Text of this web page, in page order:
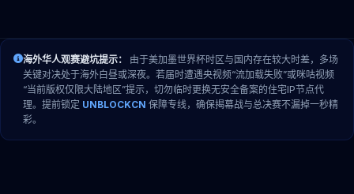
海外华人观赛避坑提示：
由于美加墨世界杯时区与国内存在较大时差，多场
关键对决处于海外白昼或深夜。若届时遭遇央视频“流加载失败”或咪咕视频
“当前版权仅限大陆地区”提示，切勿临时更换无安全备案的住宅IP节点代
理。提前锁定 UNBLOCKCN 保障专线，确保揭幕战与总决赛不漏掉一秒精
彩。